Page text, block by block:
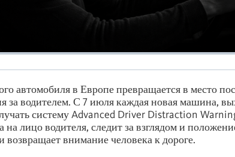
автомобиля в Европе превращается в место
за водителем. С 7 июля каждая новая машина,
систему Advanced Driver Distraction
на лицо водителя, следит за взглядом и
возвращает внимание человека к дороге.